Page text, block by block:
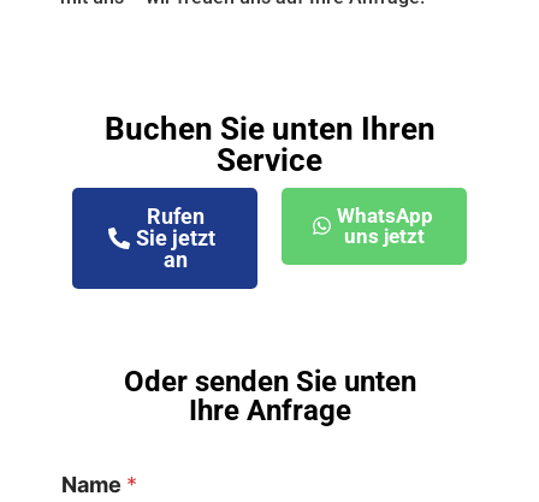
Buchen Sie unten Ihren
Service
Rufen
Sie jetzt
an
WhatsApp
uns jetzt
Oder senden Sie unten
Ihre Anfrage
Name *